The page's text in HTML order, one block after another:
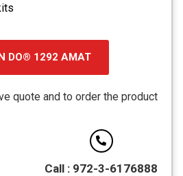
DO® 1292 AMAT
קובץ
PDF
quote and to order the product
Call : 972-3-6176888